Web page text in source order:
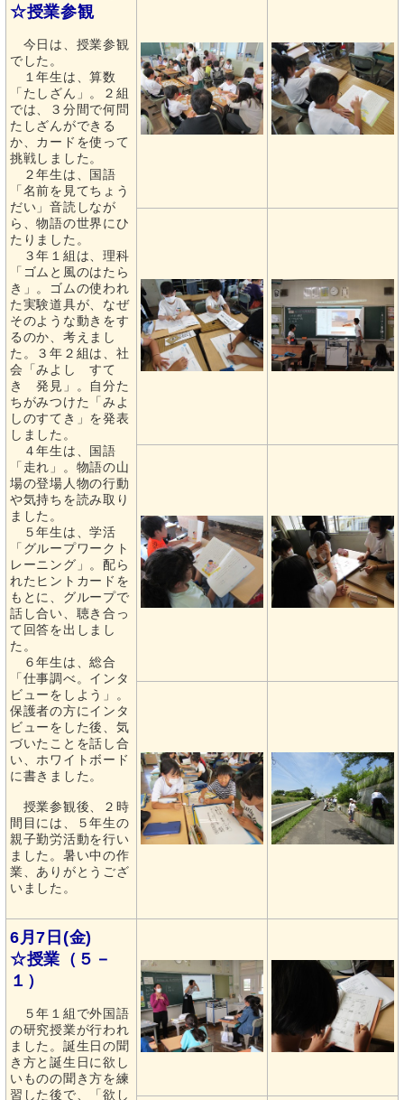
☆授業参観
今日は、授業参観
でした。
１年生は、算数
「たしざん」。２組
では、３分間で何問
たしざんができる
か、カードを使って
挑戦しました。
２年生は、国語
「名前を見てちょう
だい」音読しなが
ら、物語の世界にひ
たりました。
３年１組は、理科
「ゴムと風のはたら
き」。ゴムの使われ
た実験道具が、なぜ
そのような動きをす
るのか、考えまし
た。３年２組は、社
会「みよし すて
き 発見」。自分た
ちがみつけた「みよ
しのすてき」を発表
しました。
４年生は、国語
「走れ」。物語の山
場の登場人物の行動
や気持ちを読み取り
ました。
５年生は、学活
「グループワークト
レーニング」。配ら
れたヒントカードを
もとに、グループで
話し合い、聴き合っ
て回答を出しまし
た。
６年生は、総合
「仕事調べ。インタ
ビューをしよう」。
保護者の方にインタ
ビューをした後、気
づいたことを話し合
い、ホワイトボード
に書きました。
授業参観後、２時
間目には、５年生の
親子勤労活動を行い
ました。暑い中の作
業、ありがとうござ
いました。
6月7日(金)
☆授業（５－
１）
５年１組で外国語
の研究授業が行われ
ました。誕生日の聞
き方と誕生日に欲し
いものの聞き方を練
習した後で、「欲し